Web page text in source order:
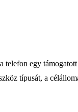
telefon egy
típusát, a